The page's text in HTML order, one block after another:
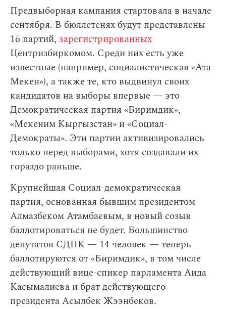
Предвыборная кампания стартовала в начале
сентября. В бюллетенях будут представлены
16 партий, зарегистрированных
Центризбиркомом. Среди них есть уже
известные (например, социалистическая «Ата
Мекен»), а также те, кто выдвинул своих
кандидатов на выборы впервые — это
Демократическая партия «Биримдик»,
«Мекеним Кыргызстан» и «Социал-
Демократы». Эти партии активизировались
только перед выборами, хотя создавали их
гораздо раньше.
Крупнейшая Социал-демократическая
партия, основанная бывшим президентом
Алмазбеком Атамбаевым, в новый созыв
баллотироваться не будет. Большинство
депутатов СДПК — 14 человек — теперь
баллотируются от «Биримдик», в том числе
действующий вице-спикер парламента Аида
Касымалиева и брат действующего
президента Асылбек Жээнбеков.